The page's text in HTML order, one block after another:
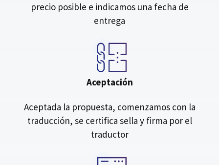
precio posible e indicamos una fecha de
entrega
Aceptación
Aceptada la propuesta, comenzamos con la
traducción, se certifica sella y firma por el
traductor